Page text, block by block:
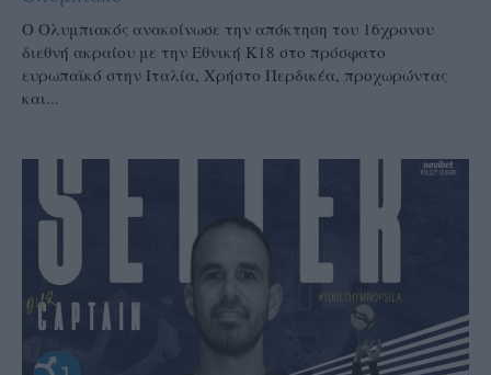
Ο Ολυμπιακός ανακοίνωσε την απόκτηση του 16χρονου
διεθνή ακραίου με την Εθνική Κ18 στο πρόσφατο
ευρωπαϊκό στην Ιταλία, Χρήστο Περδικέα, προχωρώντας
και...